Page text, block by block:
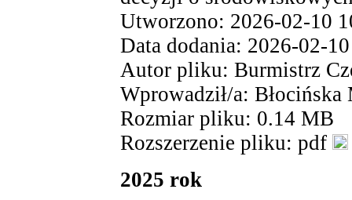
Utworzono: 2026-02-10
Data dodania: 2026-02-
Autor pliku: Burmistrz
Wprowadził/a: Błocińska
Rozmiar pliku: 0.14 MB
Rozszerzenie pliku: pdf
2025 rok